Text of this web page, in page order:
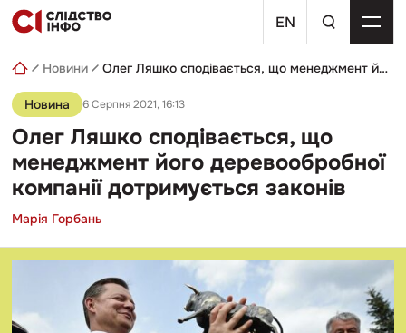
Skip
to
content
EN
пошуковий
запит
Новини Олег Ляшко сподівається, що менеджмент його деревообробної компанії дотримується законів
Новина 6 Серпня 2021, 16:13
Олег Ляшко сподівається, що
менеджмент його деревообробної
компанії дотримується законів
Марія Горбань